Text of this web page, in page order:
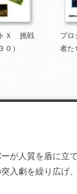
Ｘ 挑戦
）
プ
者た
が人質を盾に立
入劇を繰り広げ